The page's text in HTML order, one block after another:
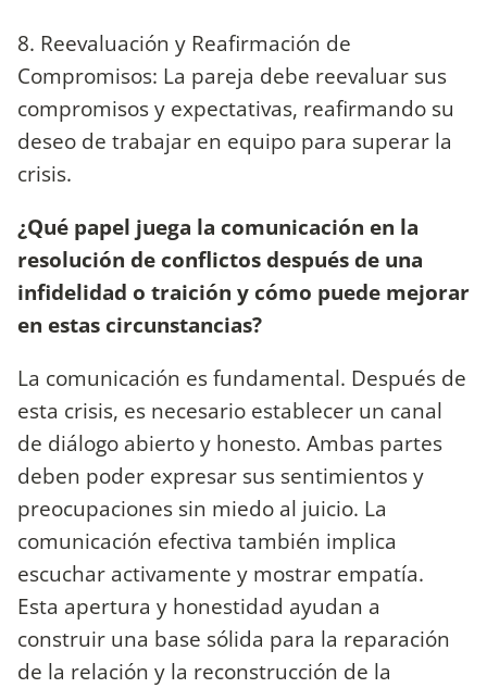
8. Reevaluación y Reafirmación de
Compromisos: La pareja debe reevaluar sus
compromisos y expectativas, reafirmando su
deseo de trabajar en equipo para superar la
crisis.
¿Qué papel juega la comunicación en la
resolución de conflictos después de una
infidelidad o traición y cómo puede mejorar
en estas circunstancias?
La comunicación es fundamental. Después de
esta crisis, es necesario establecer un canal
de diálogo abierto y honesto. Ambas partes
deben poder expresar sus sentimientos y
preocupaciones sin miedo al juicio. La
comunicación efectiva también implica
escuchar activamente y mostrar empatía.
Esta apertura y honestidad ayudan a
construir una base sólida para la reparación
de la relación y la reconstrucción de la